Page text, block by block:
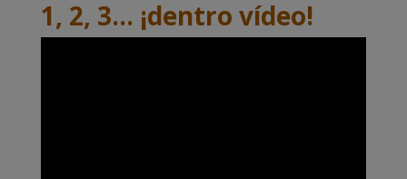
1, 2, 3… ¡dentro vídeo!